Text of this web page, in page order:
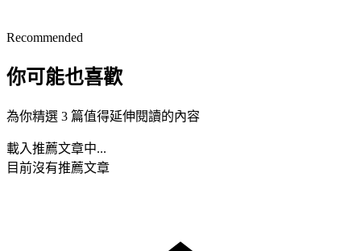
Recommended
你可能也喜歡
為你精選 3 篇值得延伸閱讀的內容
載入推薦文章中...
目前沒有推薦文章